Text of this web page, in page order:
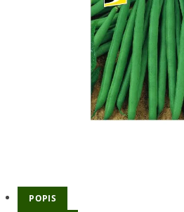
POPIS